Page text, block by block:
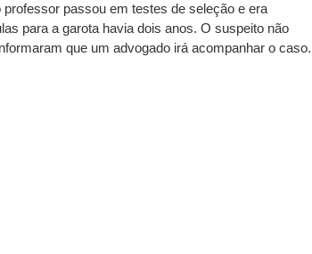
passou em testes de seleção e era
para a garota havia dois anos. O suspeito não
que um advogado irá acompanhar o caso.